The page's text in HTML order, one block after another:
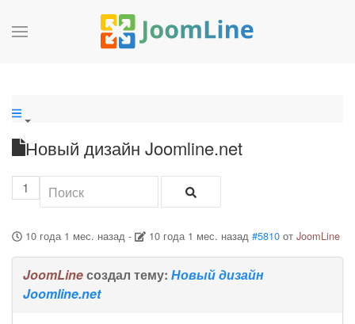
Новый дизайн Joomline.net
1
10 года 1 мес. назад- 10 года 1 мес. назад #5810 отJoomLine
JoomLineсоздал тему: Новый дизайн
Joomline.net